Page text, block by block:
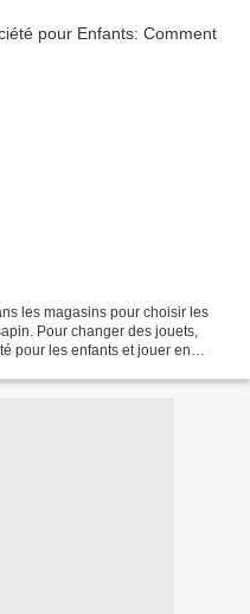
les magasins pour choisir les
Pour changer des jouets,
pour les enfants et jouer en